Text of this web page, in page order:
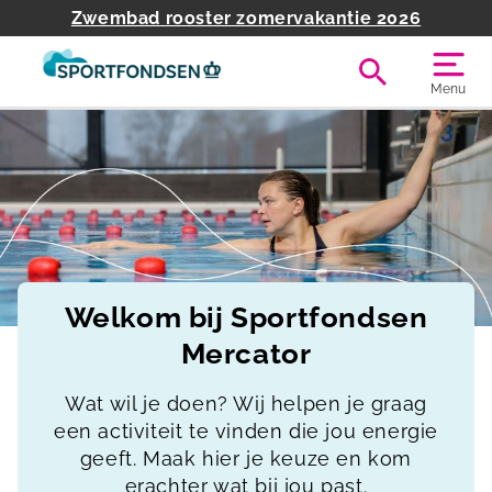
Zwembad rooster zomervakantie 2026
Menu
Welkom bij Sportfondsen
Mercator
Wat wil je doen? Wij helpen je graag
een activiteit te vinden die jou energie
geeft. Maak hier je keuze en kom
erachter wat bij jou past.